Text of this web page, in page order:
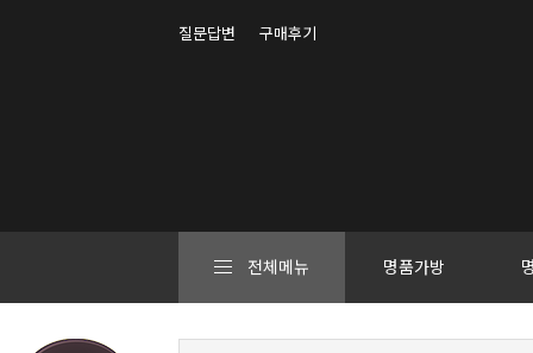
질문답변 구매후기
전체메뉴 명품가방